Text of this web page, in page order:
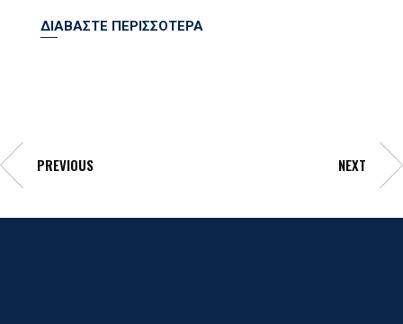
ΔΙΑΒΑΣΤΕ ΠΕΡΙΣΣΟΤΕΡΑ
PREVIOUS NEXT